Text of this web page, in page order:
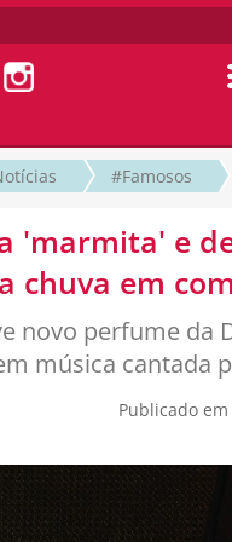
#Famosos
'marmita' e
chuva em
novo perfume da
música cantada
Publicado em